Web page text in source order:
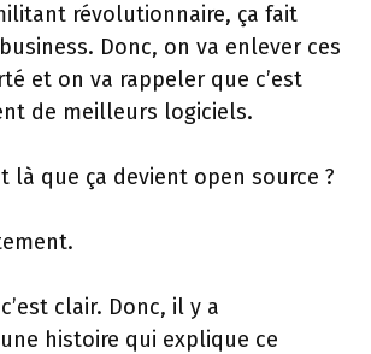
révolutionnaire, ça fait
Donc, on va enlever ces
et on va rappeler que c’est
de meilleurs logiciels.
là que ça devient open source ?
clair. Donc, il y a
histoire qui explique ce